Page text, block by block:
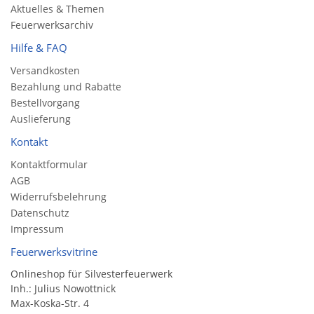
Aktuelles & Themen
Feuerwerksarchiv
Hilfe & FAQ
Versandkosten
Bezahlung und Rabatte
Bestellvorgang
Auslieferung
Kontakt
Kontaktformular
AGB
Widerrufsbelehrung
Datenschutz
Impressum
Feuerwerksvitrine
Onlineshop für Silvesterfeuerwerk
Inh.: Julius Nowottnick
Max-Koska-Str. 4